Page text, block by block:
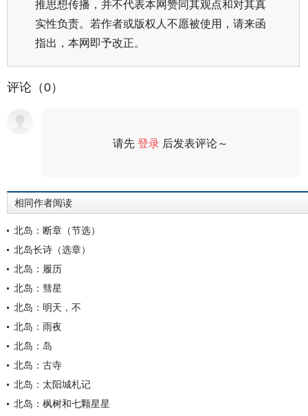
推思想传播，并不代表本网赞同其观点和对其真
实性负责。若作者或版权人不愿被使用，请来函
指出，本网即予改正。
评论（0）
请先登录 后发表评论～
相同作者阅读
北岛：断章（节选）
北岛长诗（选章）
北岛：履历
北岛：彗星
北岛：明天，不
北岛：雨夜
北岛：岛
北岛：古寺
北岛：太阳城札记
北岛：枫树和七颗星星